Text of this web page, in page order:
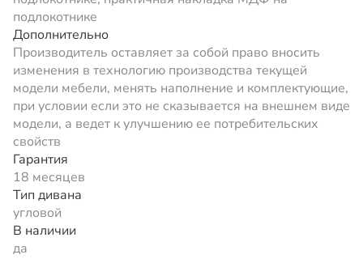
подлокотнике
Дополнительно
Производитель оставляет за собой право вносить
изменения в технологию производства текущей
модели мебели, менять наполнение и комплектующие,
при условии если это не сказывается на внешнем виде
модели, а ведет к улучшению ее потребительских
свойств
Гарантия
18 месяцев
Тип дивана
угловой
В наличии
да